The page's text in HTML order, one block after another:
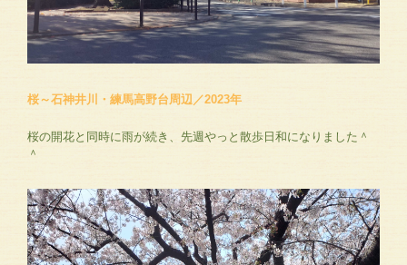
桜～石神井川・練馬高野台周辺／2023年
桜の開花と同時に雨が続き、先週やっと散歩日和になりました＾
＾